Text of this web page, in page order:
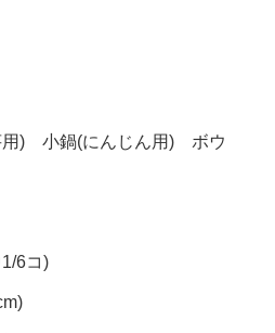
用) 小鍋(にんじん用) ボウ
6コ)